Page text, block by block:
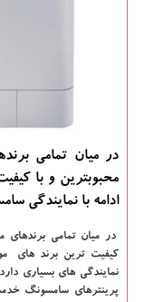
در میان تمامی
محبوبترین و با
ادامه با نمایندگی
در میان تمامی برندهای
کیفیت ترین برند های
نمایندگی های بسیاری
پرینترهای سامسونگ